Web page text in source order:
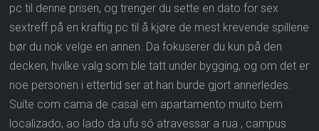
pc til denne prisen, og trenger du sette en dato for sex
sextreff på en kraftig pc til å kjøre de mest krevende spillene
bør du nok velge en annen. Da fokuserer du kun på den
decken, hvilke valg som ble tatt under bygging, og om det er
noe personen i ettertid ser at han burde gjort annerledes.
Suíte com cama de casal em apartamento muito bem
localizado, ao lado da ufu só atravessar a rua , campus